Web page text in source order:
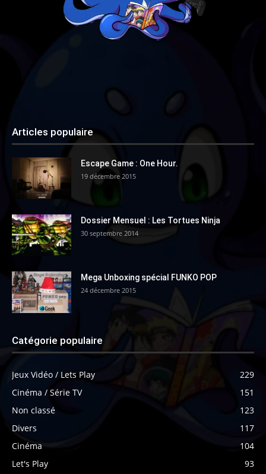
Articles populaire
Escape Game : One Hour.
19 décembre 2015
Dossier Mensuel : Les Tortues Ninja
30 septembre 2014
Mega Unboxing spécial FUNKO POP
24 décembre 2015
Catégorie populaire
Jeux Vidéo / Lets Play
229
Cinéma / Série TV
151
Non classé
123
Divers
117
Cinéma
104
Let's Play
93